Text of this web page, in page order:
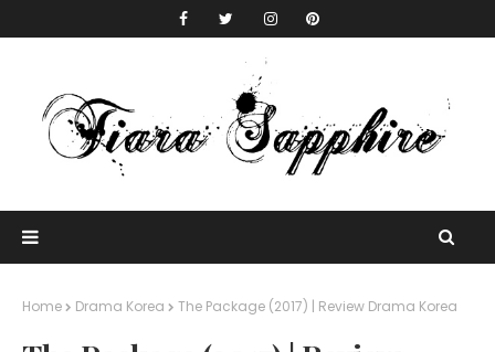
Home Drama Korea The Package (2017) | Review Drama Korea